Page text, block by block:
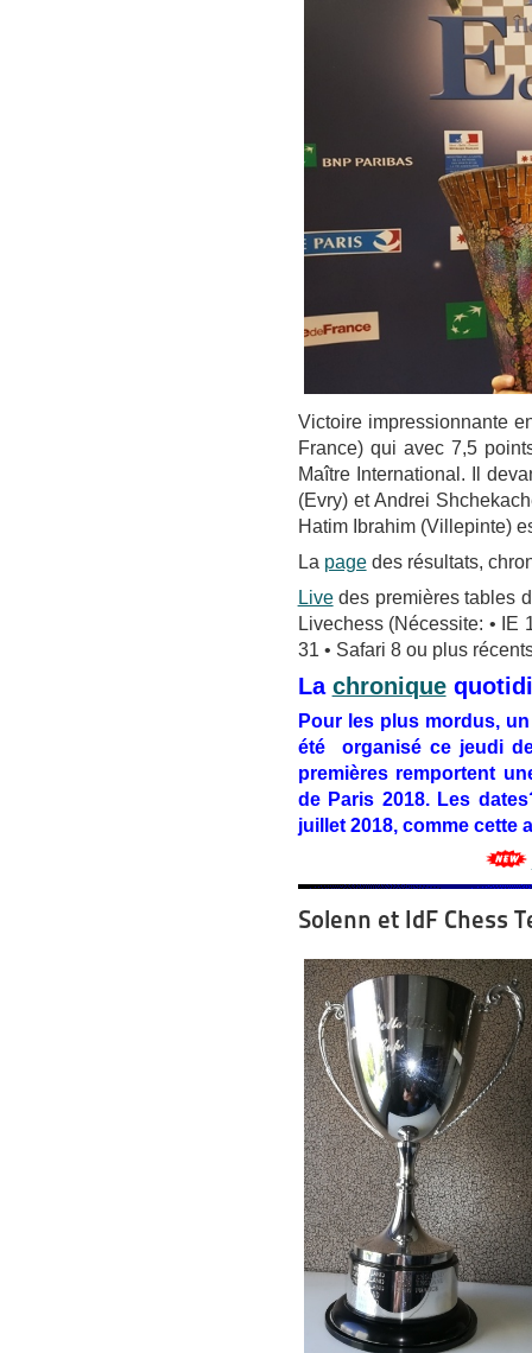
Victoire impressionnante
France) qui avec 7,5
Maître International. Il
(Evry) et Andrei
Hatim Ibrahim (Villepinte)
La pagedes résultats,
Livedes premières tables
Livechess (Nécessite: • IE
31 • Safari 8 ou plus
La chronique
Pour les plus mordus,
été organisé ce jeudi
premières remportent
de Paris 2018. Les
juillet 2018, comme cette
Solenn et IdF Chess